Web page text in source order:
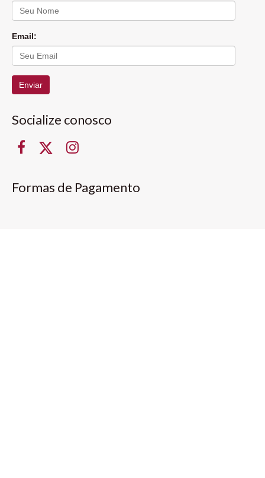
Email:
Enviar
Socialize conosco
Formas de Pagamento